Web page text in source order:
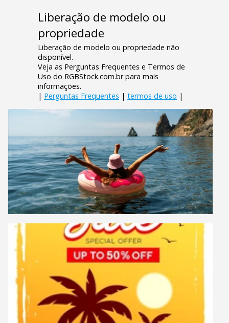
Liberação de modelo ou
propriedade
Liberação de modelo ou propriedade não
disponível.
Veja as Perguntas Frequentes e Termos de
Uso do RGBStock.com.br para mais
informações.
| Perguntas Frequentes | termos de uso |